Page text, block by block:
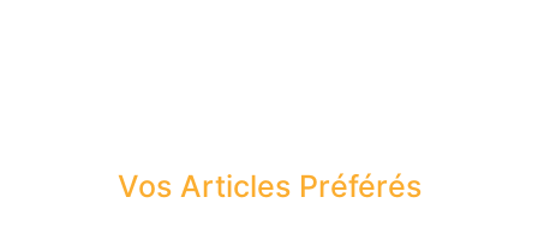
Vos Articles Préférés